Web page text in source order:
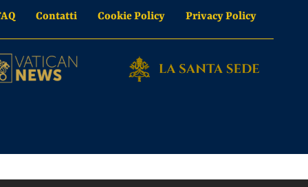
Contatti Cookie Policy Privacy Policy